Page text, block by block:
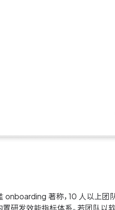
著称，10 人以上团
研发效能指标体系。若团队